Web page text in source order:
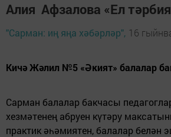
Алия Афзалова «Ел
"Сарман: иң яңа хәбәрләр", 16
Кичә Жәлил №5 «Әкият» балалар
Сарман балалар бакчасы
хезмәтенең абруен күтәру
практик әһәмиятен, балалар